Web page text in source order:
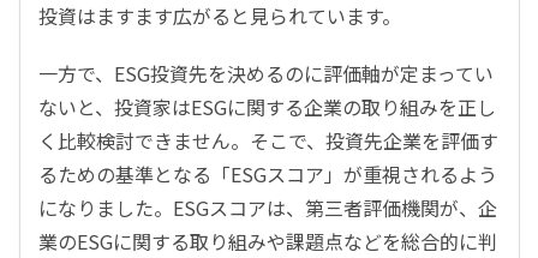
投資はますます広がると見られています。
一方で、ESG投資先を決めるのに評価軸が定まってい
ないと、投資家はESGに関する企業の取り組みを正し
く比較検討できません。そこで、投資先企業を評価す
るための基準となる「ESGスコア」が重視されるよう
になりました。ESGスコアは、第三者評価機関が、企
業のESGに関する取り組みや課題点などを総合的に判